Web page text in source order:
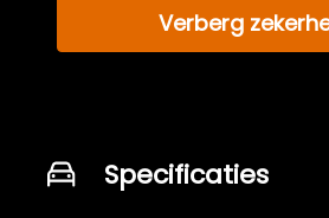
Verberg
Specificaties